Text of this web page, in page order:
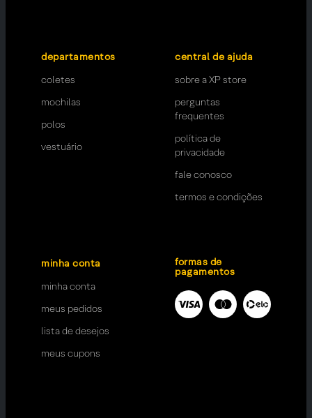
departamentos
coletes
mochilas
polos
vestuário
central de ajuda
sobre a XP store
perguntas
frequentes
política de
privacidade
fale conosco
termos e condições
minha conta
minha conta
meus pedidos
lista de desejos
meus cupons
formas de
pagamentos